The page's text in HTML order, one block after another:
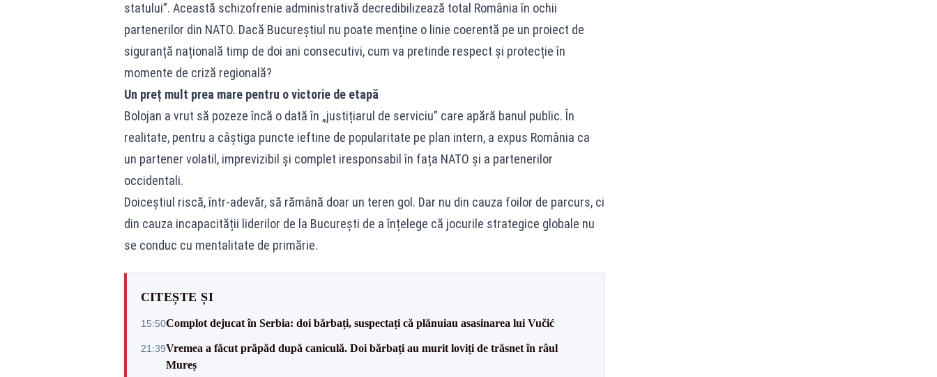
statului”. Această schizofrenie administrativă decredibilizează total România în ochii
partenerilor din NATO. Dacă Bucureștiul nu poate menține o linie coerentă pe un proiect de
siguranță națională timp de doi ani consecutivi, cum va pretinde respect și protecție în
momente de criză regională?
Un preț mult prea mare pentru o victorie de etapă
Bolojan a vrut să pozeze încă o dată în „justițiarul de serviciu” care apără banul public. În
realitate, pentru a câștiga puncte ieftine de popularitate pe plan intern, a expus România ca
un partener volatil, imprevizibil și complet iresponsabil în fața NATO și a partenerilor
occidentali.
Doiceștiul riscă, într-adevăr, să rămână doar un teren gol. Dar nu din cauza foilor de parcurs, ci
din cauza incapacității liderilor de la București de a înțelege că jocurile strategice globale nu
se conduc cu mentalitate de primărie.
CITEȘTE ȘI
15:50Complot dejucat în Serbia: doi bărbați, suspectați că plănuiau asasinarea lui Vučić
21:39Vremea a făcut prăpăd după caniculă. Doi bărbați au murit loviți de trăsnet în râul
Mureș